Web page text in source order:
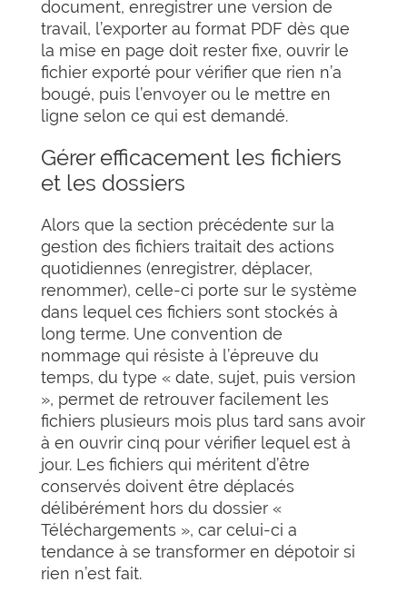
document, enregistrer une version de
travail, l’exporter au format PDF dès que
la mise en page doit rester fixe, ouvrir le
fichier exporté pour vérifier que rien n’a
bougé, puis l’envoyer ou le mettre en
ligne selon ce qui est demandé.
Gérer efficacement les fichiers
et les dossiers
Alors que la section précédente sur la
gestion des fichiers traitait des actions
quotidiennes (enregistrer, déplacer,
renommer), celle-ci porte sur le système
dans lequel ces fichiers sont stockés à
long terme. Une convention de
nommage qui résiste à l’épreuve du
temps, du type « date, sujet, puis version
», permet de retrouver facilement les
fichiers plusieurs mois plus tard sans avoir
à en ouvrir cinq pour vérifier lequel est à
jour. Les fichiers qui méritent d’être
conservés doivent être déplacés
délibérément hors du dossier «
Téléchargements », car celui-ci a
tendance à se transformer en dépotoir si
rien n’est fait.